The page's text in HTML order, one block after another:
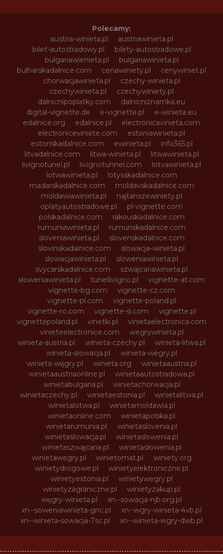
Polecamy:
austria-winieta.pl
austriawinieta.pl
bilet-autostradowy.pl
bilety-autostradowe.pl
bulgariawienieta.pl
bulgariawinieta.pl
bulharskadalnice.com
cenawiniety.pl
cenywiniet.pl
chorwacjawinieta.pl
czechy-winieta.pl
czechywinieta.pl
czechywiniety.pl
dalnicnipoplatky.com
dalnicniznamka.eu
digital-vignette.de
e-vignette.pl
e-winieta.eu
edalnice.org
edalnice.pl
electronicavinieta.com
electroniceviniete.com
estoniawinieta.pl
estonskadalnice.com
ewinieta.pl
info365.pl
litvadalnice.com
litwa-winieta.pl
litwawinieta.pl
livignotunel.pl
livignotunnel.com
lotvawinieta.pl
lotwawinieta.pl
lotysskadalnice.com
madarskadalnice.com
moldavskadalnice.com
moldawiawinieta.pl
najtanszewiniety.pl
oplatyautostradowe.pl
pl-vignette.com
polskadalnice.com
rakouskadalnice.com
rumuniawinieta.pl
rumunskadalnice.com
sloveniawinieta.pl
slovenskadalnice.com
slovinskadalnice.com
slowacja-winieta.pl
slowacjawinieta.pl
sloweniawinieta.pl
svycarskadalnice.com
szwajcariawinieta.pl
słoweniawinieta.pl
tunellivigno.pl
vignette-at.com
vignette-bg.com
vignette-cz.com
vignette-pl.com
vignette-poland.pl
vignette-ro.com
vignette-si.com
vignette.pl
vignettepoland.pl
vinetki.pl
vinietaelectronica.com
vinieteelectronice.com
wegrywinieta.pl
winieta-austria.pl
winieta-czechy.pl
winieta-litwa.pl
winieta-słowacja.pl
winieta-wegry.pl
winieta-węgry.pl
winieta.org
winietaaustria.pl
winietaaustriaonline.pl
winietaautostradowa.pl
winietabulgaria.pl
winietachorwacja.pl
winietaczechy.pl
winietaestonia.pl
winietalitwa.pl
winietalotwa.pl
winietamoldawia.pl
winietaonline.com
winietapolska.pl
winietarumunia.pl
winietaslovenia.pl
winietaslowacja.pl
winietaslowenia.pl
winietaszwajcaria.pl
winietasłowenia.pl
winietawegry.pl
winietomat.pl
winiety.org
winietydrogowe.pl
winietyelektroniczne.pl
winietyestonia.pl
winietywegry.pl
winietyzagraniczne.pl
winietyzakup.pl
węgry-winieta.pl
xn--sowacja-njb.org.pl
xn--soweniawinieta-gnc.pl
xn--wgry-winieta-4vb.pl
xn--winieta-sowacja-7sc.pl
xn--winieta-wgry-dwb.pl